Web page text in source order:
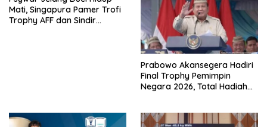
Mati, Singapura Pamer Trofi
Trophy AFF dan Sindir
Prabowo Akansegera Hadiri
Final Trophy Pemimpin
Negara 2026, Total Hadiah